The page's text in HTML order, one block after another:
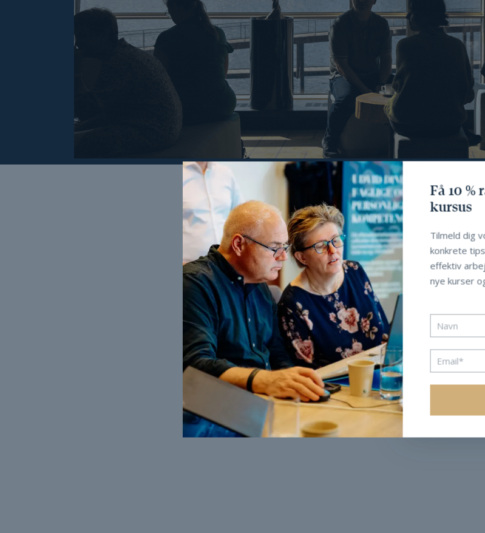
Få 10 %
kursus
Tilmeld dig
konkrete
effektiv
nye kurser